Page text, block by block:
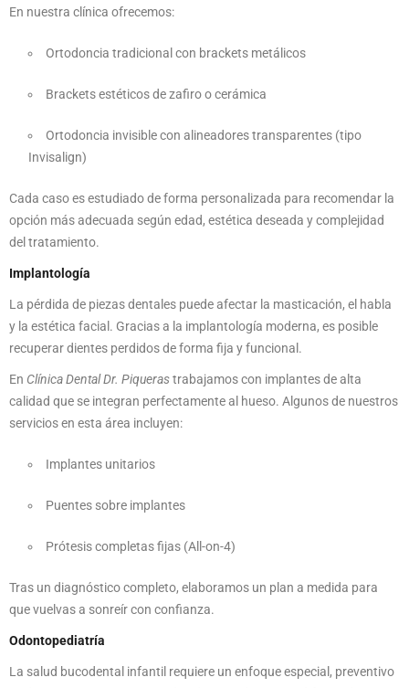
En nuestra clínica ofrecemos:
Ortodoncia tradicional con brackets metálicos
Brackets estéticos de zafiro o cerámica
Ortodoncia invisible con alineadores transparentes (tipo
Invisalign)
Cada caso es estudiado de forma personalizada para recomendar la
opción más adecuada según edad, estética deseada y complejidad
del tratamiento.
Implantología
La pérdida de piezas dentales puede afectar la masticación, el habla
y la estética facial. Gracias a la implantología moderna, es posible
recuperar dientes perdidos de forma fija y funcional.
En Clínica Dental Dr. Piquerastrabajamos con implantes de alta
calidad que se integran perfectamente al hueso. Algunos de nuestros
servicios en esta área incluyen:
Implantes unitarios
Puentes sobre implantes
Prótesis completas fijas (All-on-4)
Tras un diagnóstico completo, elaboramos un plan a medida para
que vuelvas a sonreír con confianza.
Odontopediatría
La salud bucodental infantil requiere un enfoque especial, preventivo